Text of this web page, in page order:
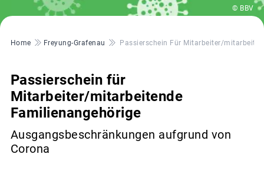
© BBV
Pfadnavigation
Home Freyung-Grafenau Passierschein Für Mitarbeiter/
Passierschein für
Mitarbeiter/mitarbeitende
Familienangehörige
Ausgangsbeschränkungen aufgrund von
Corona